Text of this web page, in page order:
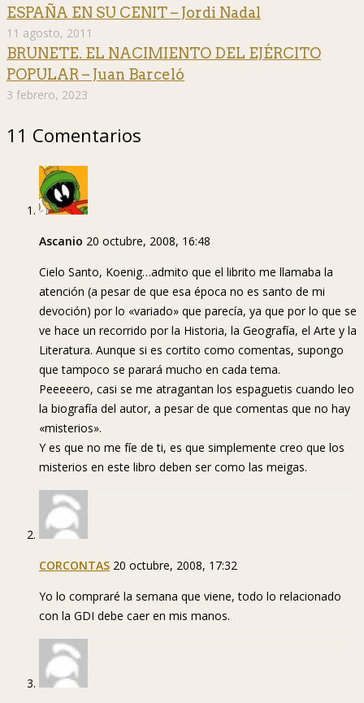
ESPAÑA EN SU CENIT – Jordi Nadal
11 agosto, 2011
BRUNETE. EL NACIMIENTO DEL EJÉRCITO
POPULAR – Juan Barceló
3 febrero, 2023
11 Comentarios
Ascanio 20 octubre, 2008, 16:48
Cielo Santo, Koenig…admito que el librito me llamaba la
atención (a pesar de que esa época no es santo de mi
devoción) por lo «variado» que parecía, ya que por lo que se
ve hace un recorrido por la Historia, la Geografía, el Arte y la
Literatura. Aunque si es cortito como comentas, supongo
que tampoco se parará mucho en cada tema.
Peeeeero, casi se me atragantan los espaguetis cuando leo
la biografía del autor, a pesar de que comentas que no hay
«misterios».
Y es que no me fíe de ti, es que simplemente creo que los
misterios en este libro deben ser como las meigas.
CORCONTAS 20 octubre, 2008, 17:32
Yo lo compraré la semana que viene, todo lo relacionado
con la GDI debe caer en mis manos.